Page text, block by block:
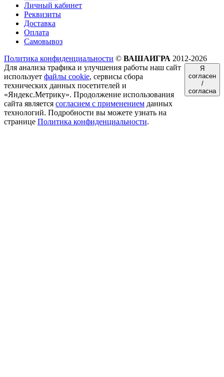
Личный кабинет
Реквизиты
Доставка
Оплата
Самовывоз
Политика конфиденциальности © ВАШАИГРА 2012-2026
Для анализа трафика и улучшения работы наш сайт
использует файлы cookie, сервисы сбора
технических данных посетителей и
«Яндекс.Метрику». Продолжение использования
сайта является согласием с применением данных
технологий. Подробности вы можете узнать на
странице Политика конфиденциальности.
Я
согласен
/
согласна